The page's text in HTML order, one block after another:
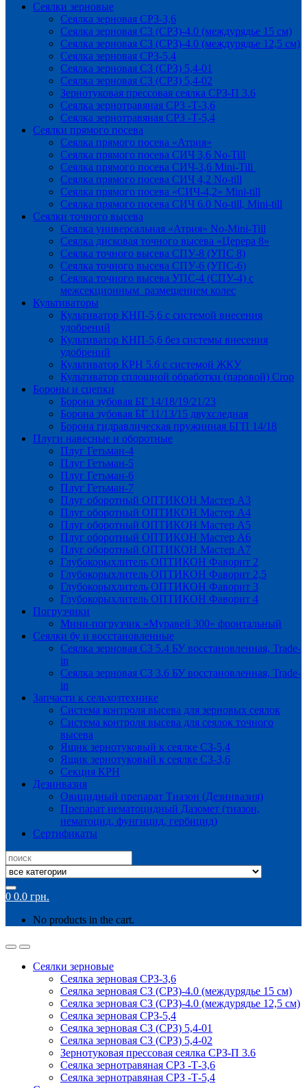
Сеялки зерновые
Сеялка зерновая СРЗ-3,6
Сеялка зерновая СЗ (СРЗ)-4.0 (междурядье 15 см)
Сеялка зерновая СЗ (СРЗ)-4.0 (междурядье 12,5 см)
Сеялка зерновая СРЗ-5,4
Сеялка зерновая СЗ (СРЗ) 5,4-01
Сеялка зерновая СЗ (СРЗ) 5,4-02
Зернотуковая прессовая сеялка СРЗ-П 3.6
Сеялка зернотравяная СРЗ -Т-3,6
Сеялка зернотравяная СРЗ -Т-5,4
Сеялки прямого посева
Сеялка прямого посева «Атрия»
Сеялка прямого посева СИЧ 3,6 No-Till
Сеялка прямого посева СИЧ-3,6 Mini-Till
Сеялка прямого посева СИЧ 4,2 No-till
Сеялка прямого посева «СИЧ-4,2» Mini-till
Сеялка прямого посева СИЧ 6.0 No-till, Mini-till
Сеялки точного высева
Сеялка универсальная «Атрия» No-Mini-Till
Сеялка дисковая точного высева «Церера 8»
Сеялка точного высева СПУ-8 (УПС 8)
Сеялка точного высева СПУ-6 (УПС-6)
Сеялка точного высева УПС-4 (СПУ-4) с
межсекционным размещением колес
Культиваторы
Культиватор КНП-5,6 с системой внесения
удобрений
Культиватор КНП-5,6 без системы внесения
удобрений
Культиватор КРН 5.6 с системой ЖКУ
Культиватор сплошной обработки (паровой) Crop
Бороны и сцепки
Борона зубовая БГ 14/18/19/21/23
Борона зубовая БГ 11/13/15 двухследная
Борона гидравлическая пружинная БГП 14/18
Плуги навесные и оборотные
Плуг Гетьман-4
Плуг Гетьман-5
Плуг Гетьман-6
Плуг Гетьман-7
Плуг оборотный ОПТИКОН Мастер А3
Плуг оборотный ОПТИКОН Мастер А4
Плуг оборотный ОПТИКОН Мастер А5
Плуг оборотный ОПТИКОН Мастер А6
Плуг оборотный ОПТИКОН Мастер А7
Глубокорыхлитель ОПТИКОН Фаворит 2
Глубокорыхлитель ОПТИКОН Фаворит 2,5
Глубокорыхлитель ОПТИКОН Фаворит 3
Глубокорыхлитель ОПТИКОН Фаворит 4
Погрузчики
Мини-погрузчик «Муравей 300» фронтальный
Сеялки бу и восстановленные
Сеялка зерновая СЗ 5.4 БУ восстановленная, Trade-
in
Сеялка зерновая СЗ 3.6 БУ восстановленная, Trade-
in
Запчасти к сельхозтехнике
Система контроля высева для зерновых сеялок
Система контроля высева для сеялок точного
высева
Ящик зернотуковый к сеялке СЗ-5,4
Ящик зернотуковый к сеялке СЗ-3,6
Секция КРН
Дезинвазия
Овицидный препарат Тиазон (Дезинвазия)
Препарат нематоцидный Дазомет (тиазон,
нематоцид, фунгицид, гербицид)
Сертификаты
Search
for:
0 0.0 грн.
No products in the cart.
Сеялки зерновые
Сеялка зерновая СРЗ-3,6
Сеялка зерновая СЗ (СРЗ)-4.0 (междурядье 15 см)
Сеялка зерновая СЗ (СРЗ)-4.0 (междурядье 12,5 см)
Сеялка зерновая СРЗ-5,4
Сеялка зерновая СЗ (СРЗ) 5,4-01
Сеялка зерновая СЗ (СРЗ) 5,4-02
Зернотуковая прессовая сеялка СРЗ-П 3.6
Сеялка зернотравяная СРЗ -Т-3,6
Сеялка зернотравяная СРЗ -Т-5,4